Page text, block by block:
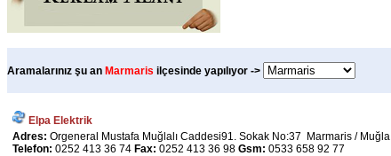
Aramalarınız şu an Marmaris ilçesinde yapılıyor ->
Elpa Elektrik
Adres: Orgeneral Mustafa Muğlalı Caddesi91. Sokak No:37 Marmaris / Muğla
Telefon: 0252 413 36 74 Fax: 0252 413 36 98 Gsm: 0533 658 92 77